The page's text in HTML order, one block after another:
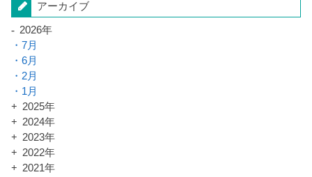
アーカイブ
2026年
7月
6月
2月
1月
2025年
2024年
2023年
2022年
2021年